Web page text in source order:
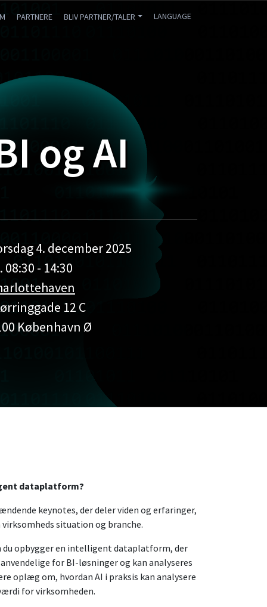
PARTNERE BLIV PARTNER/TALER LANGUAGE
og AI
4. december 2025
08:30 - 14:30
12 C
København Ø
dataplatform?
keynotes, der deler viden og erfaringer,
situation og branche.
du opbygger en intelligent dataplatform, der
for BI-løsninger og kan analyseres
oplæg om, hvordan AI i praksis kan analysere
for virksomheden.